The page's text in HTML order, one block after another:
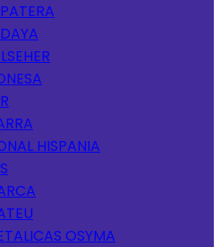
HISPANIA
OSYMA